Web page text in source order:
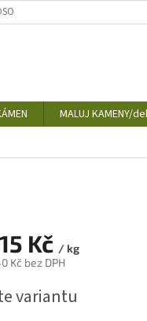
ÚDAJŮ
MALUJ KAMENY/
15 Kč / kg
Kčbez DPH
variantu